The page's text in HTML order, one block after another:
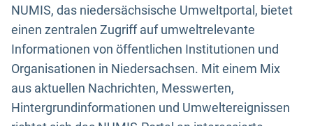
NUMIS, das niedersächsische Umweltportal, bietet
einen zentralen Zugriff auf umweltrelevante
Informationen von öffentlichen Institutionen und
Organisationen in Niedersachsen. Mit einem Mix
aus aktuellen Nachrichten, Messwerten,
Hintergrundinformationen und Umweltereignissen